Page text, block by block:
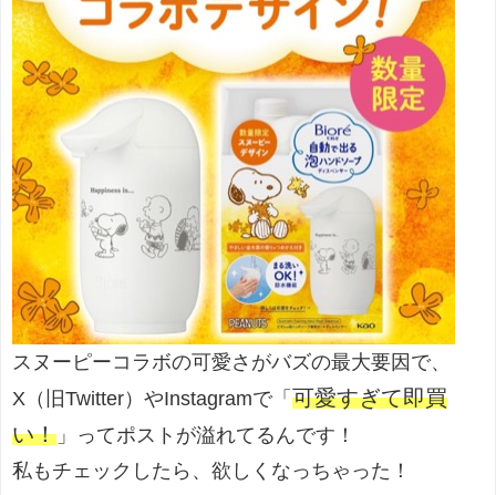
スヌーピーコラボの可愛さがバズの最大要因で、
X（旧Twitter）やInstagramで「 可愛すぎて即買
い！ 」ってポストが溢れてるんです！
私もチェックしたら、欲しくなっちゃった！